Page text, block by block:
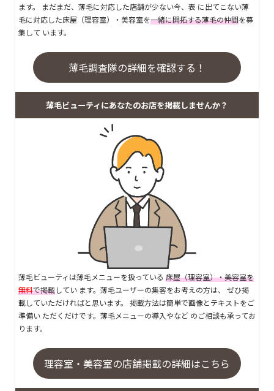
ます。 まだまだ、薄毛に対応した店舗が少ない今、表 に出てこない薄
毛に対応した床屋（理容室）・美容室を一緒に開拓する薄毛の仲間を募
集して います。
薄毛調査隊の詳細を確認する！
薄毛ビューティにあなたのお店を掲載しませんか？
薄毛ビューティは薄毛メニューを扱っている 床屋（理容室）・美容室を
無料で掲載してい ます。薄毛ユーザーの集客をお考えの方は、 ぜひ掲
載していただければと思います。 掲載方法は簡単で画像とテキストをご
準備い ただくだけです。薄毛メニューの導入やなど のご相談も承ってお
ります。
理容室・美容室の店舗掲載の詳細はこちら